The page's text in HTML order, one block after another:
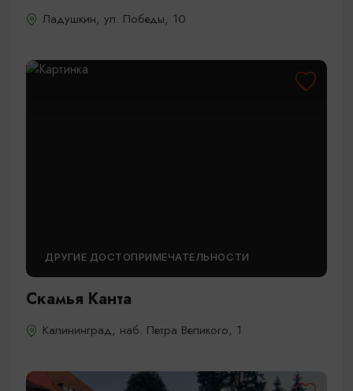
Ладушкин, ул. Победы, 10
ДРУГИЕ ДОСТОПРИМЕЧАТЕЛЬНОСТИ
Скамья Канта
Калининград, наб. Петра Великого, 1